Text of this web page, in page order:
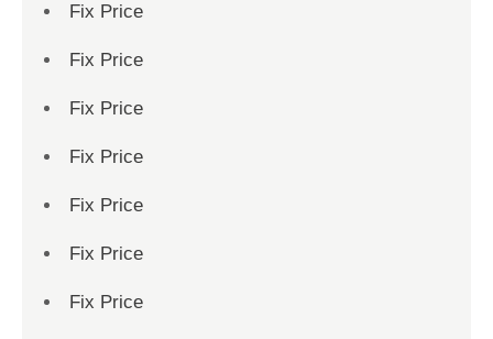
Fix Price
Fix Price
Fix Price
Fix Price
Fix Price
Fix Price
Fix Price